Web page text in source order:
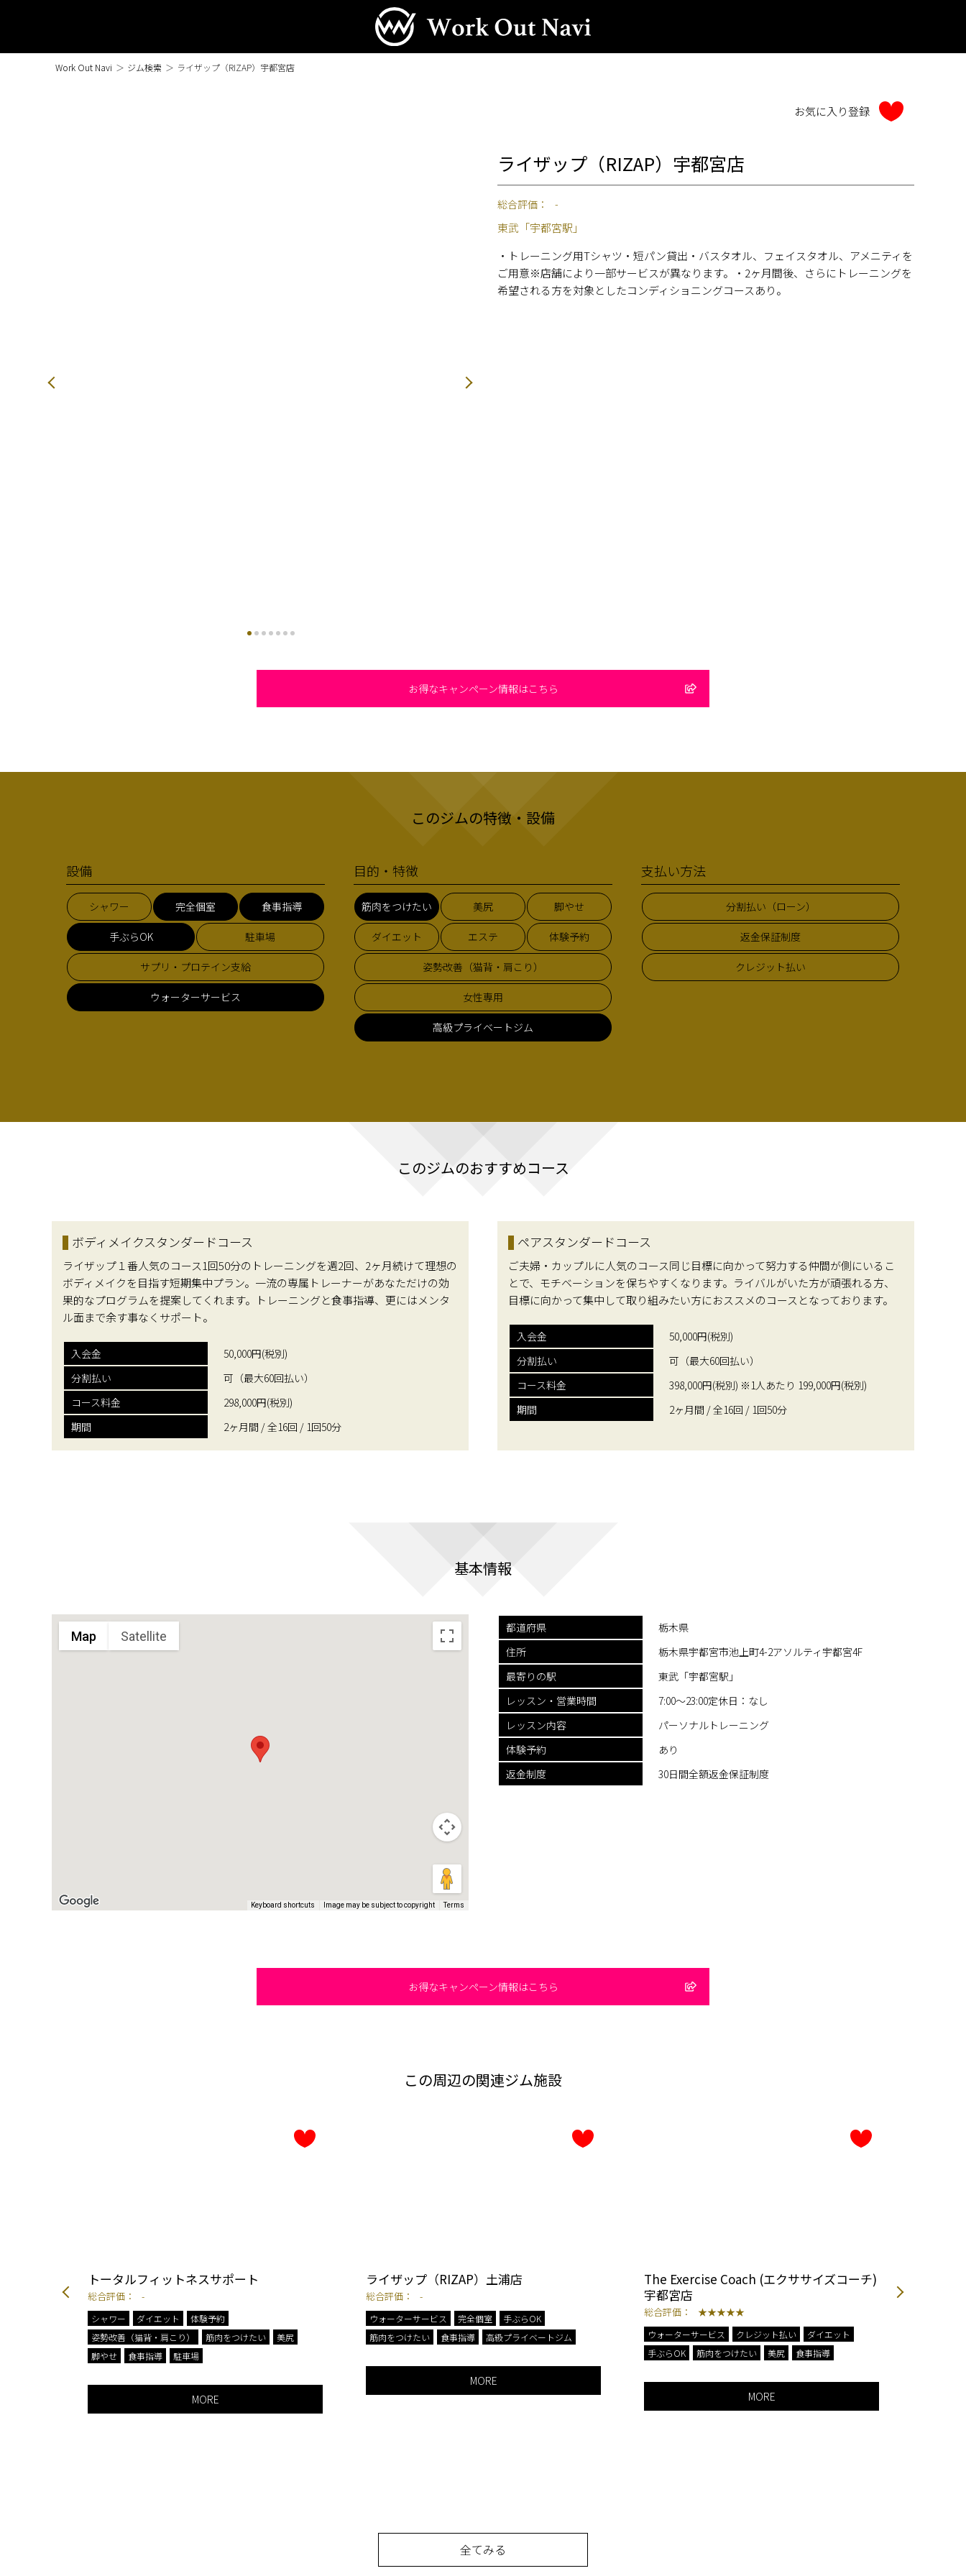
Work Out Navi ＞ ジム検索 ＞ ライザップ（RIZAP）宇都宮店
ライザップ（RIZAP）宇都宮店
総合評価： -
東武「宇都宮駅」
・トレーニング用Tシャツ・短パン貸出・バスタオル、フェイスタオル、アメニティを
ご用意※店舗により一部サービスが異なります。・2ヶ月間後、さらにトレーニングを
希望される方を対象としたコンディショニングコースあり。
お得なキャンペーン情報はこちら
このジムの特徴・設備
設備
シャワー 完全個室 食事指導
手ぶらOK 駐車場
サプリ・プロテイン支給
ウォーターサービス
目的・特徴
筋肉をつけたい 美尻 脚やせ
ダイエット エステ 体験予約
姿勢改善（猫背・肩こり）
女性専用
高級プライベートジム
支払い方法
分割払い（ローン）
返金保証制度
クレジット払い
このジムのおすすめコース
ボディメイクスタンダードコース
ライザップ１番人気のコース1回50分のトレーニングを週2回、2ヶ月続けて理想の
ボディメイクを目指す短期集中プラン。一流の専属トレーナーがあなただけの効
果的なプログラムを提案してくれます。トレーニングと食事指導、更にはメンタ
ル面まで余す事なくサポート。
入会金
50,000円(税別)
分割払い
可（最大60回払い）
コース料金
298,000円(税別)
期間
2ヶ月間 / 全16回 / 1回50分
ペアスタンダードコース
ご夫婦・カップルに人気のコース同じ目標に向かって努力する仲間が側にいるこ
とで、モチベーションを保ちやすくなります。ライバルがいた方が頑張れる方、
目標に向かって集中して取り組みたい方におススメのコースとなっております。
入会金
50,000円(税別)
分割払い
可（最大60回払い）
コース料金
398,000円(税別) ※1人あたり 199,000円(税別)
期間
2ヶ月間 / 全16回 / 1回50分
基本情報
都道府県
栃木県
住所
栃木県宇都宮市池上町4-2アソルティ宇都宮4F
最寄りの駅
東武「宇都宮駅」
レッスン・ 営業時間
7:00～23:00定休日：なし
レッスン内容
パーソナルトレーニング
体験予約
あり
返金制度
30日間全額返金保証制度
Map Satellite
Keyboard shortcuts Image may be subject to copyright Terms
お得なキャンペーン情報はこちら
この周辺の関連ジム施設
トータルフィットネスサポート
総合評価： -
シャワー ダイエット
体験予約
姿勢改善（猫背・肩こり）
筋肉をつけたい
美尻
脚やせ
食事指導 駐車場
MORE
ライザップ（RIZAP）土浦店
総合評価： -
ウォーターサービス 完全個室
手ぶらOK
筋肉をつけたい
食事指導 高級プライベートジム
MORE
The Exercise Coach (エクササイズコーチ)
宇都宮店
総合評価： ★★★★★
ウォーターサービス クレジット払い
ダイエット
手ぶらOK
筋肉をつけたい 美尻 食事指導
MORE
全てみる